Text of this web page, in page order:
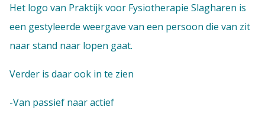
Het logo van Praktijk voor Fysiotherapie Slagharen is
een gestyleerde weergave van een persoon die van zit
naar stand naar lopen gaat.
Verder is daar ook in te zien
-Van passief naar actief